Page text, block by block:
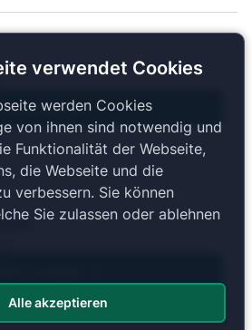
anzeigen
verwendet Cookies
werden Cookies
von ihnen sind notwendig und
Funktionalität der Webseite,
die Webseite und die
verbessern. Sie können
Sie zulassen oder ablehnen
Alle akzeptieren